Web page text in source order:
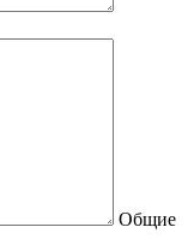
Общие